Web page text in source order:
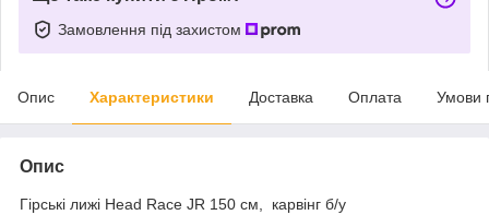
Замовлення під захистом
Опис Характеристики Доставка Оплата Умови
Опис
Гірські лижі Head Race JR 150 см, карвінг б/у